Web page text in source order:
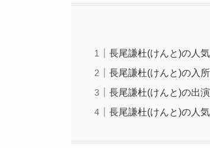
長尾謙杜(けんと)の人
長尾謙杜(けんと)の入
長尾謙杜(けんと)の出
長尾謙杜(けんと)の人